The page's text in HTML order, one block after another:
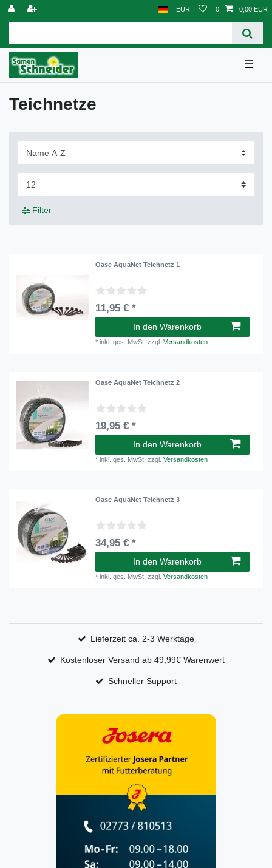
EUR 0 0,00 EUR
☰
Teichnetze
Filter
Oase AquaNet Teichnetz 1
11,95 € *
In den Warenkorb
*inkl. ges. MwSt. zzgl.Versandkosten
Oase AquaNet Teichnetz 2
19,95 € *
In den Warenkorb
*inkl. ges. MwSt. zzgl.Versandkosten
Oase AquaNet Teichnetz 3
34,95 € *
In den Warenkorb
*inkl. ges. MwSt. zzgl.Versandkosten
Lieferzeit ca. 2-3 Werktage
Kostenloser Versand ab 49,99€ Warenwert
Schneller Support